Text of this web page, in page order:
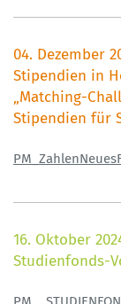
04. Dezember
Stipendien in
„Matching-
Stipendien für
16. Oktober
Studienfonds-